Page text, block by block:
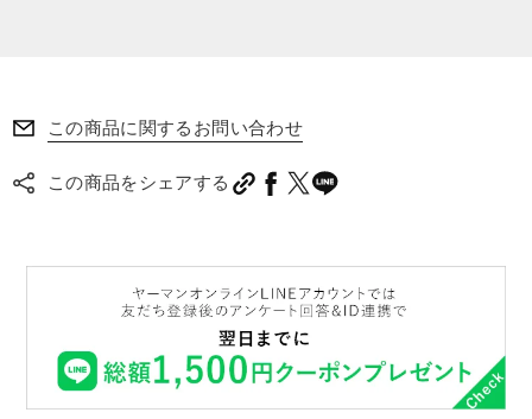
この商品に関するお問い合わせ
この商品をシェアする